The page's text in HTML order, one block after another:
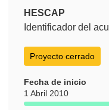
HESCAP
Identificador del
Proyecto cerrado
Fecha de inicio
1 Abril 2010